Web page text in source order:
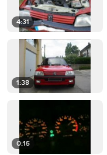
4:31
1:38
0:15